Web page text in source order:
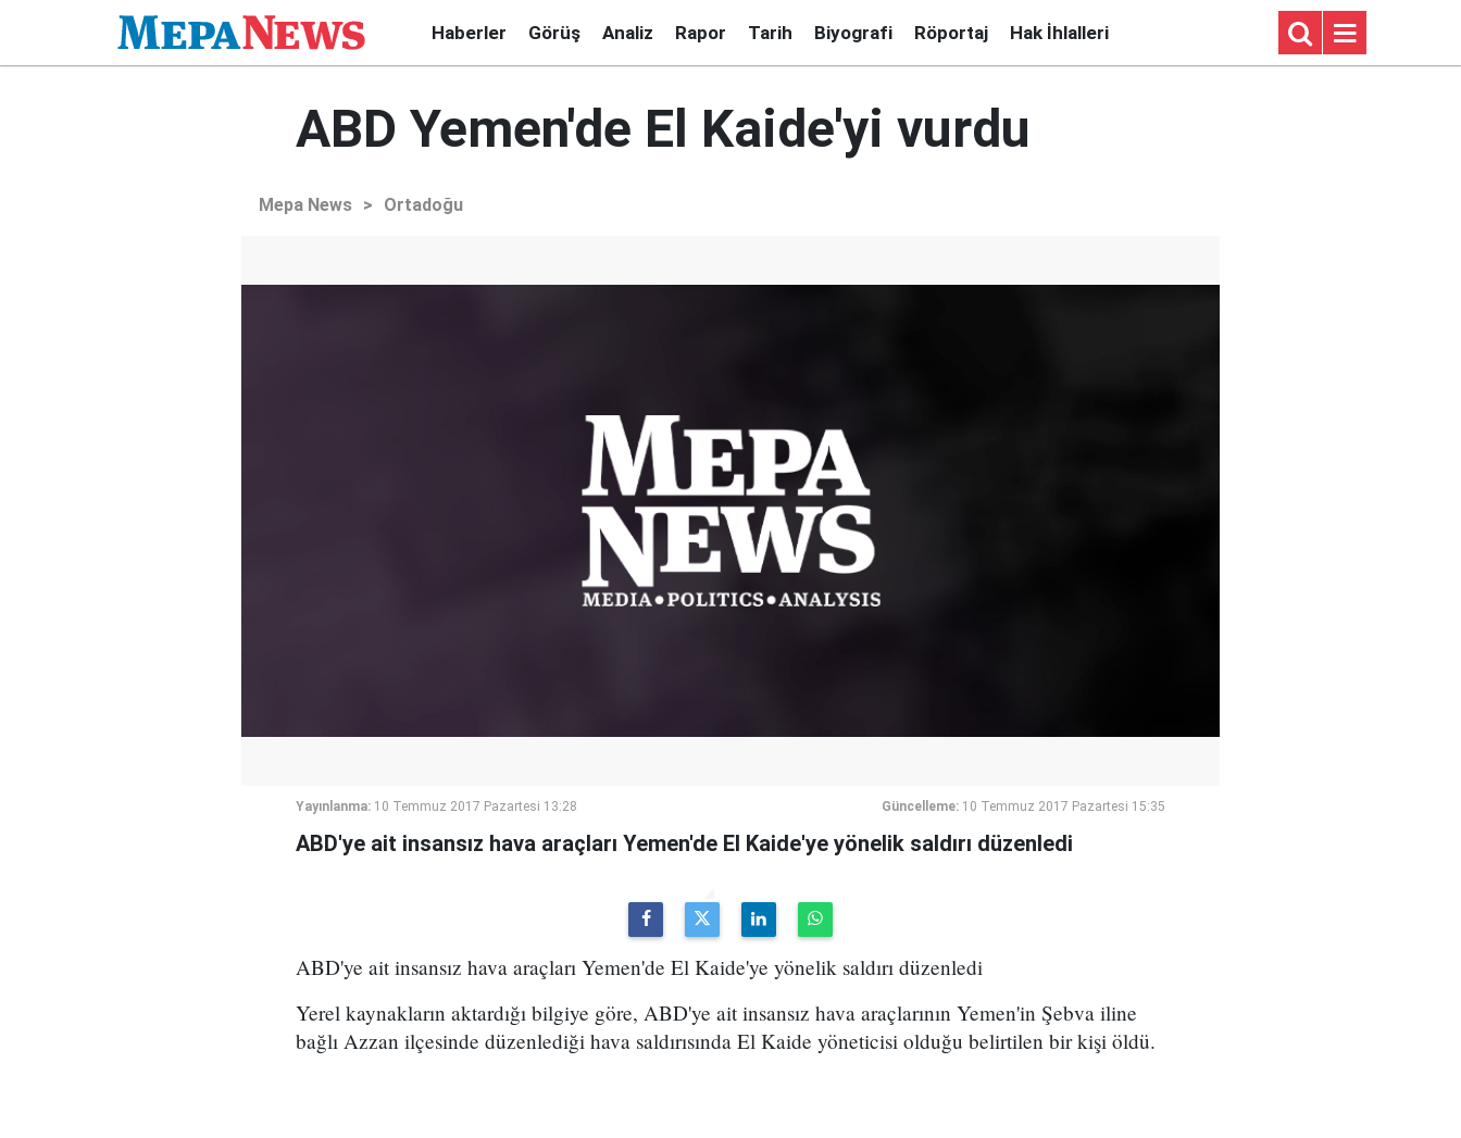
Haberler Görüş Analiz Rapor Tarih Biyografi Röportaj Hak İhlalleri
ABD Yemen'de El Kaide'yi vurdu
Mepa News > Ortadoğu
Yayınlanma: 10 Temmuz 2017 Pazartesi 13:28 Güncelleme: 10 Temmuz 2017 Pazartesi 15:35
ABD'ye ait insansız hava araçları Yemen'de El Kaide'ye yönelik saldırı düzenledi
ABD'ye ait insansız hava araçları Yemen'de El Kaide'ye yönelik saldırı düzenledi
Yerel kaynakların aktardığı bilgiye göre, ABD'ye ait insansız hava araçlarının Yemen'in Şebva iline
bağlı Azzan ilçesinde düzenlediği hava saldırısında El Kaide yöneticisi olduğu belirtilen bir kişi öldü.